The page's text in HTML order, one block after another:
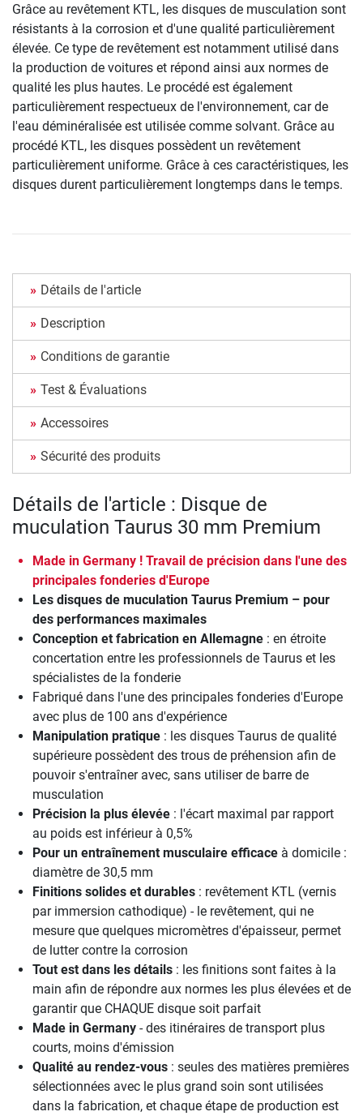
Grâce au revêtement KTL, les disques de musculation sont
résistants à la corrosion et d'une qualité particulièrement
élevée. Ce type de revêtement est notamment utilisé dans
la production de voitures et répond ainsi aux normes de
qualité les plus hautes. Le procédé est également
particulièrement respectueux de l'environnement, car de
l'eau déminéralisée est utilisée comme solvant. Grâce au
procédé KTL, les disques possèdent un revêtement
particulièrement uniforme. Grâce à ces caractéristiques, les
disques durent particulièrement longtemps dans le temps.
Détails de l'article
Description
Conditions de garantie
Test & Évaluations
Accessoires
Sécurité des produits
Détails de l'article : Disque de
muculation Taurus 30 mm Premium
Made in Germany ! Travail de précision dans l'une des
principales fonderies d'Europe
Les disques de muculation Taurus Premium – pour
des performances maximales
Conception et fabrication en Allemagne : en étroite
concertation entre les professionnels de Taurus et les
spécialistes de la fonderie
Fabriqué dans l'une des principales fonderies d'Europe
avec plus de 100 ans d'expérience
Manipulation pratique : les disques Taurus de qualité
supérieure possèdent des trous de préhension afin de
pouvoir s'entraîner avec, sans utiliser de barre de
musculation
Précision la plus élevée : l'écart maximal par rapport
au poids est inférieur à 0,5%
Pour un entraînement musculaire efficace à domicile :
diamètre de 30,5 mm
Finitions solides et durables : revêtement KTL (vernis
par immersion cathodique) - le revêtement, qui ne
mesure que quelques micromètres d'épaisseur, permet
de lutter contre la corrosion
Tout est dans les détails : les finitions sont faites à la
main afin de répondre aux normes les plus élevées et de
garantir que CHAQUE disque soit parfait
Made in Germany - des itinéraires de transport plus
courts, moins d'émission
Qualité au rendez-vous : seules des matières premières
sélectionnées avec le plus grand soin sont utilisées
dans la fabrication, et chaque étape de production est